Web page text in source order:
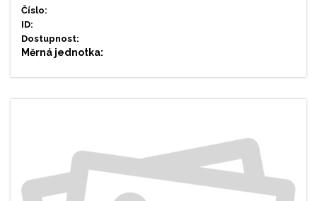
Číslo:
ID:
Dostupnost:
Měrná jednotka: